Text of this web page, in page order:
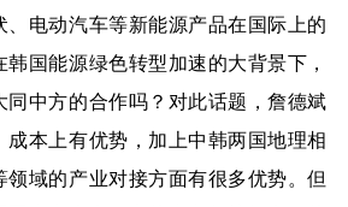
电动汽车等新能源产品在国际上的
国能源绿色转型加速的大背景下，
同中方的合作吗？对此话题，詹德斌
成本上有优势，加上中韩两国地理相
领域的产业对接方面有很多优势。但